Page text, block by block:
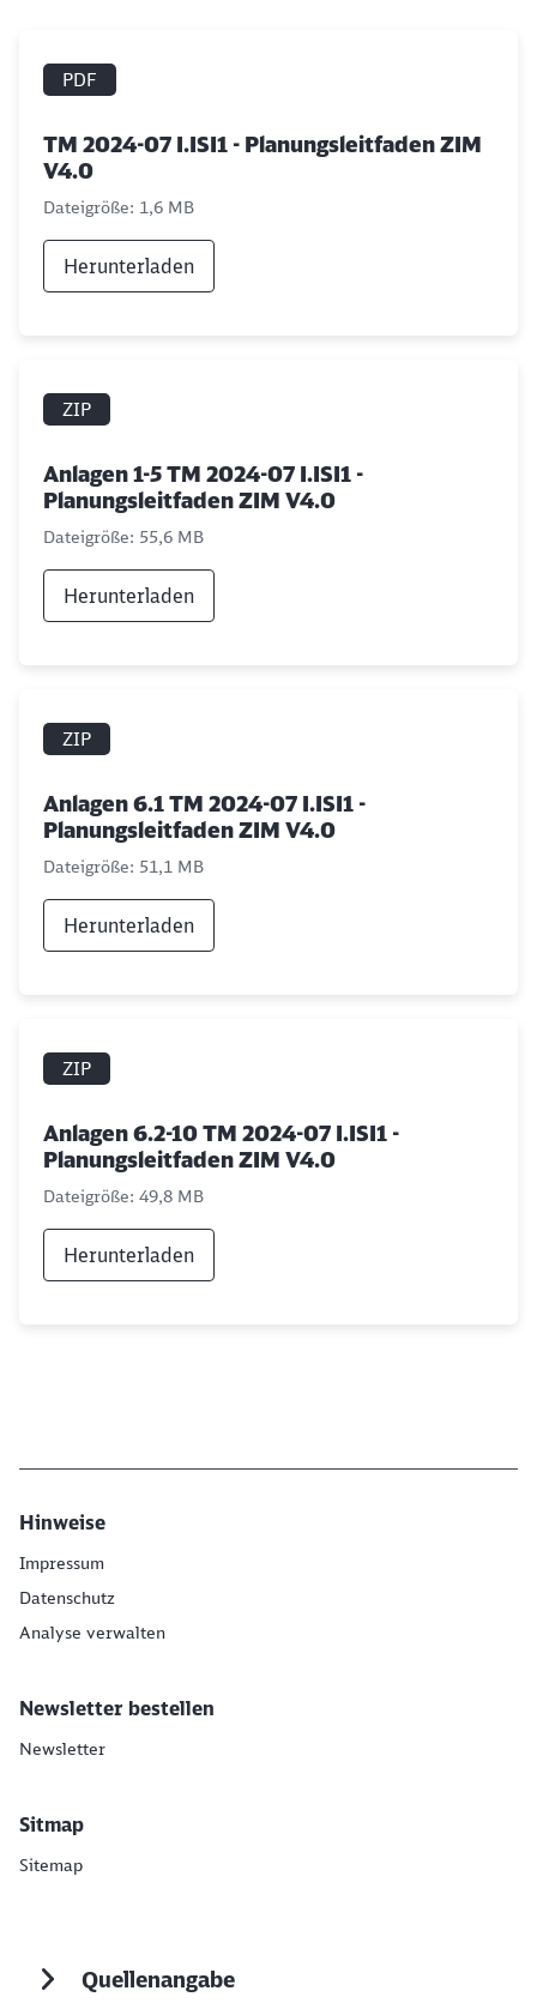
PDF
TM 2024-07 I.ISI1 - Planungsleitfaden ZIM
V4.0
Dateigröße: 1,6 MB
Herunterladen
ZIP
Anlagen 1-5 TM 2024-07 I.ISI1 -
Planungsleitfaden ZIM V4.0
Dateigröße: 55,6 MB
Herunterladen
ZIP
Anlagen 6.1 TM 2024-07 I.ISI1 -
Planungsleitfaden ZIM V4.0
Dateigröße: 51,1 MB
Herunterladen
ZIP
Anlagen 6.2-10 TM 2024-07 I.ISI1 -
Planungsleitfaden ZIM V4.0
Dateigröße: 49,8 MB
Herunterladen
Hinweise
Impressum
Datenschutz
Analyse verwalten
Newsletter bestellen
Newsletter
Sitmap
Sitemap
Quellenangabe
Abbrechen